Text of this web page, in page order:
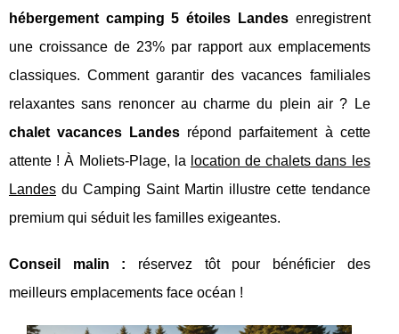
hébergement camping 5 étoiles Landesenregistrent
une croissance de 23% par rapport aux emplacements
classiques. Comment garantir des vacances familiales
relaxantes sans renoncer au charme du plein air ? Le
chalet vacances Landes répond parfaitement à cette
attente ! À Moliets-Plage, la location de chalets dans les
Landes du Camping Saint Martin illustre cette tendance
premium qui séduit les familles exigeantes.
Conseil malin : réservez tôt pour bénéficier des
meilleurs emplacements face océan !